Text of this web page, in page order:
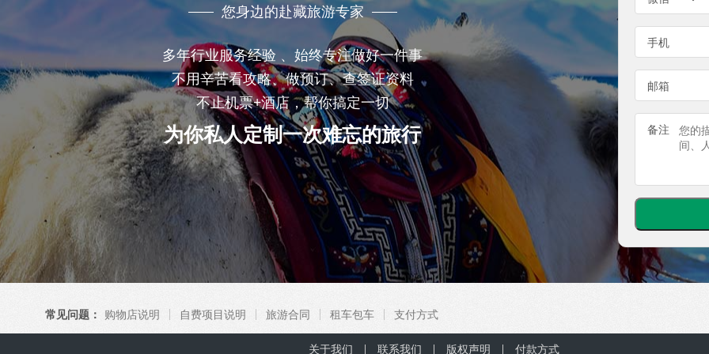
您身边的赴藏旅游专家
多年行业服务经验 、始终专注做好一件事
不用辛苦看攻略、做预订、查签证资料
不止机票+酒店，帮你搞定一切
为你私人定制一次难忘的旅行
手机
邮箱
备注
常见问题： 购物店说明 自费项目说明 旅游合同 租车包车 支付方式
关于我们 联系我们 版权声明 付款方式